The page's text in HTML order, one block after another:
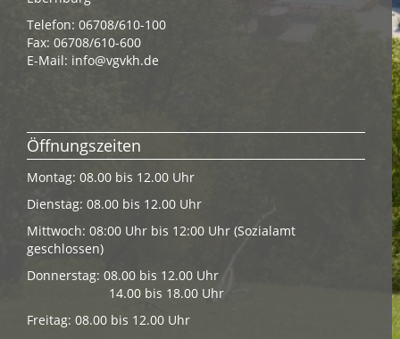
Telefon: 06708/610-100
Fax: 06708/610-600
E-Mail: info@vgvkh.de
Öffnungszeiten
Montag: 08.00 bis 12.00 Uhr
Dienstag: 08.00 bis 12.00 Uhr
Mittwoch: 08:00 Uhr bis 12:00 Uhr (Sozialamt
geschlossen)
Donnerstag: 08.00 bis 12.00 Uhr
14.00 bis 18.00 Uhr
Freitag: 08.00 bis 12.00 Uhr